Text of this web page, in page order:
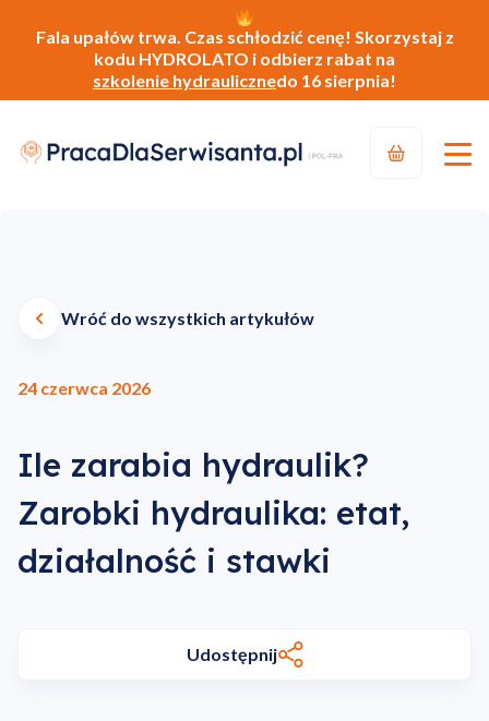
Fala upałów trwa. Czas schłodzić cenę! Skorzystaj z
kodu HYDROLATO i odbierz rabat na
szkolenie hydraulicznedo 16 sierpnia!
Wróć do wszystkich artykułów
24 czerwca 2026
Ile zarabia hydraulik?
Zarobki hydraulika: etat,
działalność i stawki
Udostępnij